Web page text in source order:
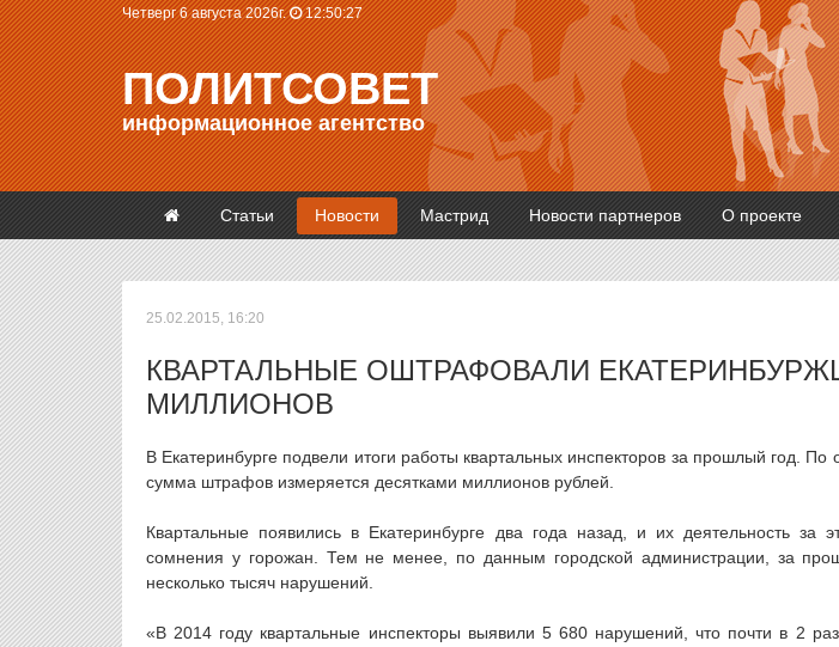
Четверг 6 августа 2026г. 12:50:27
ПОЛИТСОВЕТ
информационное агентство
Статьи Новости Мастрид Новости партнеров О проекте
25.02.2015, 16:20
КВАРТАЛЬНЫЕ ОШТРАФОВАЛИ
МИЛЛИОНОВ
В Екатеринбурге подвели итоги работы квартальных инспекторов за прошлый год.
сумма штрафов измеряется десятками миллионов рублей.
Квартальные появились в Екатеринбурге два года назад, и их деятельность за
сомнения у горожан. Тем не менее, по данным городской администрации, за
несколько тысяч нарушений.
«В 2014 году квартальные инспекторы выявили 5 680 нарушений, что почти в 2